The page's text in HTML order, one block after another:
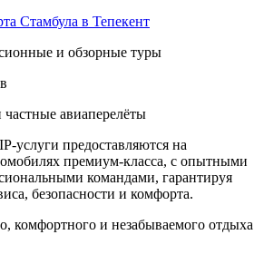
Стамбула в Тепекент
и обзорные туры
авиаперелёты
услуги предоставляются на
премиум-класса, с опытными
командами, гарантируя
безопасности и комфорта.
комфортного и незабываемого отдыха